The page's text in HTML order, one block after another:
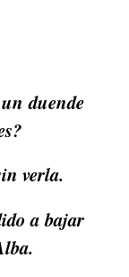
duende
verla.
a bajar